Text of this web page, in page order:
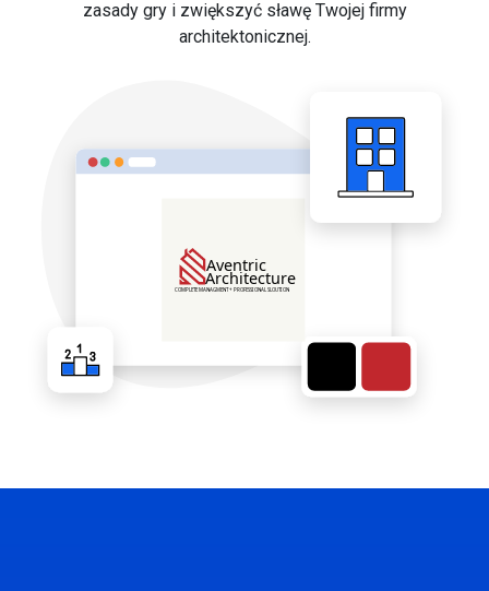
zasady gry i zwiększyć sławę Twojej firmy
architektonicznej.